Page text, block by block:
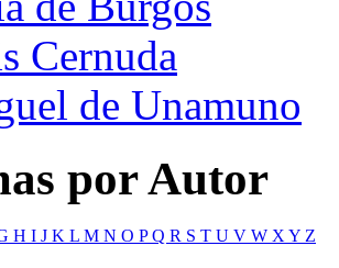
Cernuda
de Unamuno
por Autor
H I J K L M N O PQ R S T U V W XY Z